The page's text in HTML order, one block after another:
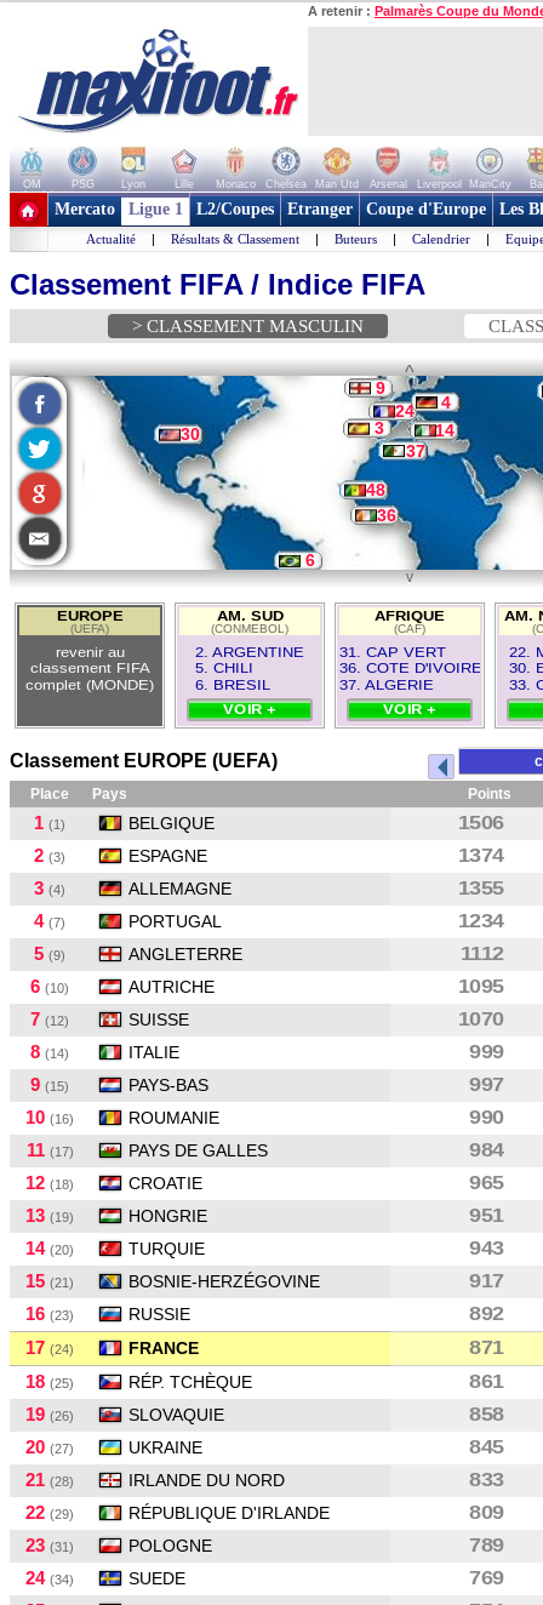
A retenir : Palmarès Coupe du
OM PSG Lyon Lille Monaco Chelsea Man Utd Arsenal Liverpool ManCity
+ de clubs
Mercato Ligue 1 L2/Coupes Etranger Coupe d'Europe Les
Actualité | Résultats & Classement | Buteurs | Calendrier |
Classement FIFA / Indice FIFA
> CLASSEMENT MASCULIN
^
v
30
9
24
4
3
14
11
6
36
48
37
EUROPE
(UEFA)
revenir au
classement FIFA
complet (MONDE)
AM. SUD
(CONMEBOL)
2. ARGENTINE
5. CHILI
6. BRESIL
VOIR +
AFRIQUE
(CAF)
31. CAP VERT
36. COTE D'IVOIRE
37. ALGERIE
VOIR +
AM.
22.
30.
33.
Classement EUROPE (UEFA)
Place
Pays Points
1 (1) BELGIQUE
1506
2 (3) ESPAGNE
1374
3 (4) ALLEMAGNE
1355
4 (7) PORTUGAL
1234
5 (9) ANGLETERRE
1112
6 (10) AUTRICHE
1095
7 (12) SUISSE
1070
8 (14) ITALIE
999
9 (15) PAYS-BAS
997
10 (16) ROUMANIE
990
11 (17) PAYS DE GALLES
984
12 (18) CROATIE
965
13 (19) HONGRIE
951
14 (20) TURQUIE
943
15 (21) BOSNIE-HERZÉGOVINE
917
16 (23) RUSSIE
892
17 (24) FRANCE
871
18 (25) RÉP. TCHÈQUE
861
19 (26) SLOVAQUIE
858
20 (27) UKRAINE
845
21 (28) IRLANDE DU NORD
833
22 (29) RÉPUBLIQUE D'IRLANDE
809
23 (31) POLOGNE
789
24 (34) SUEDE
769